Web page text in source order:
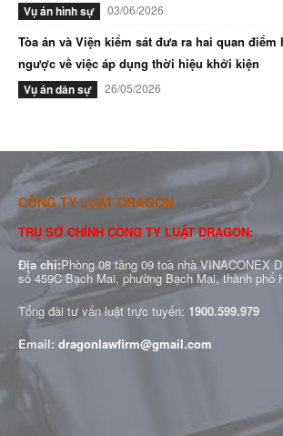
Vụ án hình sự 03/06/2026
Tòa án và Viện kiểm sát đưa ra hai quan điểm
ngược về việc áp dụng thời hiệu khởi kiện
Vụ án dân sự 26/05/2026
CÔNG TY LUẬT DRAGON
TRỤ SỞ CHÍNH CÔNG TY LUẬT DRAGON:
Địa chỉ:Phòng 08 tầng 09 toà nhà VINACONEX
số 459C Bạch Mai, phường Bạch Mai, thành phố
Tổng đài tư vấn luật trực tuyến: 1900.599.979
Email: dragonlawfirm@gmail.com